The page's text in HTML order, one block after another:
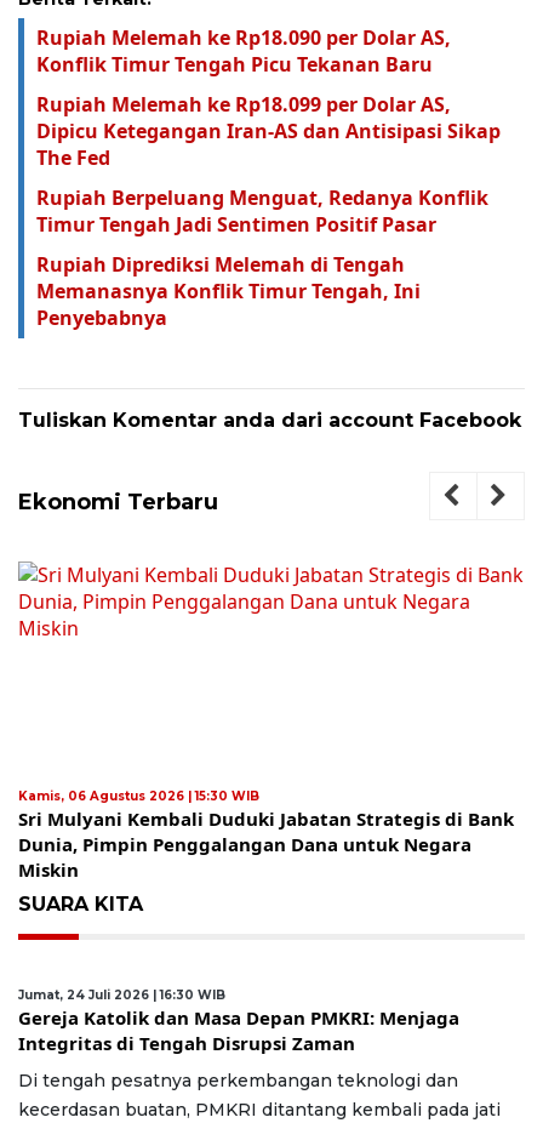
Rupiah Melemah ke Rp18.090 per Dolar AS,
Konflik Timur Tengah Picu Tekanan Baru
Rupiah Melemah ke Rp18.099 per Dolar AS,
Dipicu Ketegangan Iran-AS dan Antisipasi Sikap
The Fed
Rupiah Berpeluang Menguat, Redanya Konflik
Timur Tengah Jadi Sentimen Positif Pasar
Rupiah Diprediksi Melemah di Tengah
Memanasnya Konflik Timur Tengah, Ini
Penyebabnya
Tuliskan Komentar anda dari account Facebook
Ekonomi Terbaru
Kamis, 06 Agustus 2026 | 15:30 WIB
Sri Mulyani Kembali Duduki Jabatan Strategis di Bank
Dunia, Pimpin Penggalangan Dana untuk Negara
Miskin
SUARA KITA
Jumat, 24 Juli 2026 | 16:30 WIB
Gereja Katolik dan Masa Depan PMKRI: Menjaga
Integritas di Tengah Disrupsi Zaman
Di tengah pesatnya perkembangan teknologi dan
kecerdasan buatan, PMKRI ditantang kembali pada jati